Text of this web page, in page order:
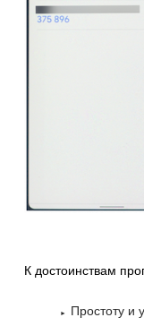
К достоинствам
Простоту и